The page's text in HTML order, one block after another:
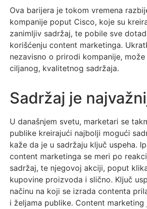
Ova barijera je tokom vremena
kompanije poput Cisco, koje su
zanimljiv sadržaj, te pobile sve
korišćenju content marketinga.
nezavisno o prirodi kompanije,
ciljanog, kvalitetnog sadržaja.
Sadržaj je
U današnjem svetu, marketari se
publike kreirajući najbolji mogući
kaže da je u sadržaju ključ uspeha.
content marketinga se meri po
sadržaj, te njegovoj akciji, poput
kupovine proizvoda i slično. Ključ
načinu na koji se izrada contenta
i željama publike. Content